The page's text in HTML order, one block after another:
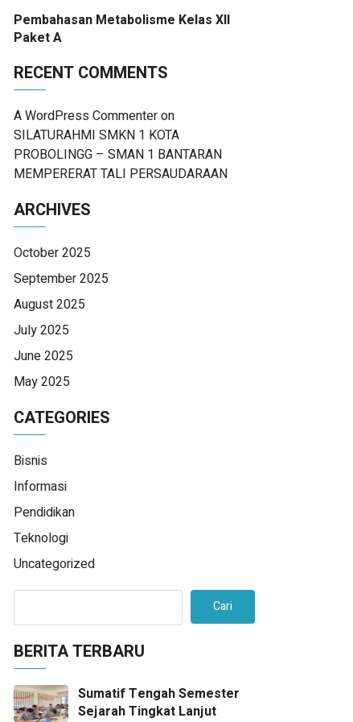
Pembahasan Metabolisme Kelas XII
Paket A
RECENT COMMENTS
A WordPress Commenteron
SILATURAHMI SMKN 1 KOTA
PROBOLINGG – SMAN 1 BANTARAN
MEMPERERAT TALI PERSAUDARAAN
ARCHIVES
October 2025
September 2025
August 2025
July 2025
June 2025
May 2025
CATEGORIES
Bisnis
Informasi
Pendidikan
Teknologi
Uncategorized
Cari
BERITA TERBARU
Sumatif Tengah Semester
Sejarah Tingkat Lanjut